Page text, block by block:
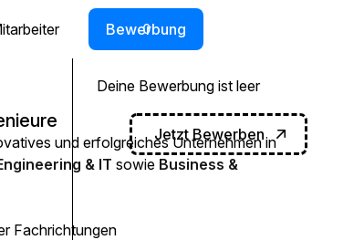
Bewerbung
0
Deine Bewerbung ist leer
Jetzt Bewerben
und erfolgreiches Unternehmen in
& IT sowie Business &
Fachrichtungen